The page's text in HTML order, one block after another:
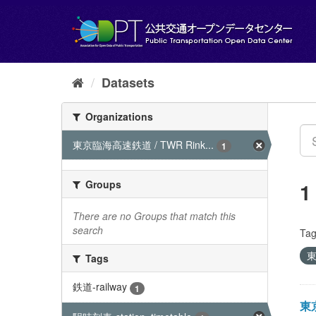
Datasets
Organizations
東京臨海高速鉄道 / TWR Rink...
1
Groups
There are no Groups that match this
search
Tags
鉄道-railway
1
東